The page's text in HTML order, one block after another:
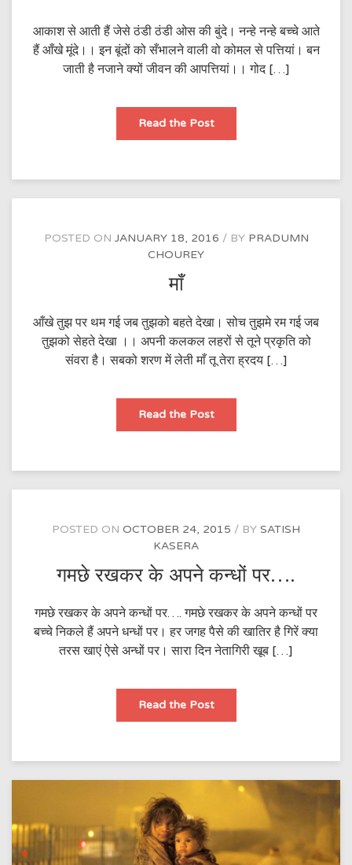
आकाश से आती हैं जेसे ठंडी ठंडी ओस की बुंदे। नन्हे नन्हे बच्चे आते
हैं आँखे मूंदे।। इन बूंदों को सँभालने वाली वो कोमल से पत्तियां। बन
जाती है नजाने क्यों जीवन की आपत्तियां।। गोद […]
Read the Post“वे”
POSTED ON JANUARY 18, 2016 BY PRADUMN
CHOUREY
माँ
आँखे तुझ पर थम गई जब तुझको बहते देखा। सोच तुझमे रम गई जब
तुझको सेहते देखा ।। अपनी कलकल लहरों से तूने प्रकृति को
संवरा है। सबको शरण में लेती माँ तू तेरा ह्रदय […]
Read the Postमाँ
POSTED ON OCTOBER 24, 2015 BY SATISH
KASERA
गमछे रखकर के अपने कन्धों पर….
गमछे रखकर के अपने कन्धों पर…. गमछे रखकर के अपने कन्धों पर
बच्चे निकले हैं अपने धन्धों पर। हर जगह पैसे की खातिर है गिरें क्या
तरस खाएं ऐसे अन्धों पर। सारा दिन नेतागिरी खूब […]
Read the Postगमछे
के
पर….